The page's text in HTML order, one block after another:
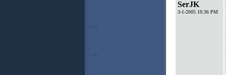
SerJK
3-1-2005 10:36 PM